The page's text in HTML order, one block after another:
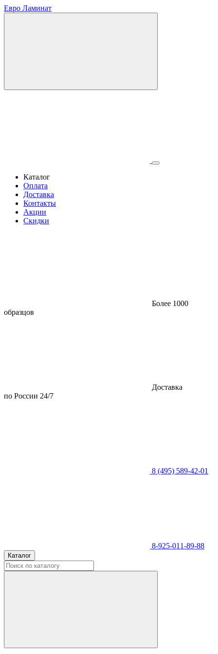
Евро Ламинат
Каталог
Оплата
Доставка
Контакты
Акции
Скидки
Более 1000
образцов
Доставка
по России 24/7
8 (495) 589-42-01
8-925-011-89-88
Каталог